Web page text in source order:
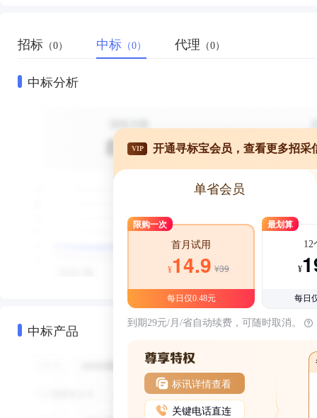
招标 （0） 中标 （0） 代理 （0）
中标分析
中标产品
VIP 开通寻标宝会员，查看更多招采
单省会员
限购一次
首月试用
¥14.9 ¥39
每日仅0.48元
最划算
12
¥
每日
到期29元/月/省自动续费，可随时取消。
标讯详情查看
关键电话直连